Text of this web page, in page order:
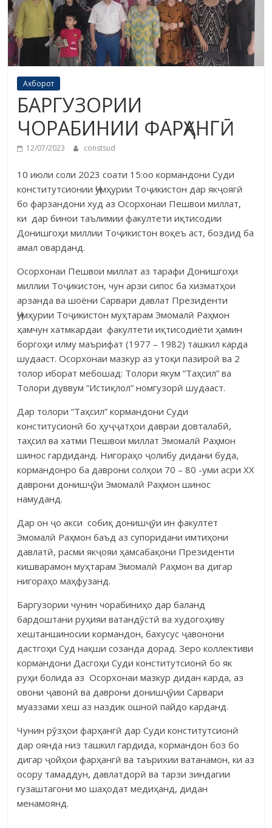
Ахборот
БАРГУЗОРИИ
ЧОРАБИНИИ ФАРҲАНГӢ
12/07/2023 constsud
10 июли соли 2023 соати 15:оо кормандони Суди
конститутсионии Ҷумҳурии Тоҷикистон дар якҷоягӣ
бо фарзандони худ аз Осорхонаи Пешвои миллат,
ки дар бинои таълимии факултети иқтисодии
Донишгоҳи миллии Тоҷикистон воқеъ аст, боздид ба
амал оварданд.
Осорхонаи Пешвои миллат аз тарафи Донишгоҳи
миллии Тоҷикистон, чун арзи сипос ба хизматҳои
арзанда ва шоёни Сарвари давлат Президенти
Ҷумҳурии Тоҷикистон муҳтарам Эмомалӣ Раҳмон
ҳамчун хатмкардаи факултети иқтисодиёти ҳамин
боргоҳи илму маърифат (1977 – 1982) ташкил карда
шудааст. Осорхонаи мазкур аз утоқи пазироӣ ва 2
толор иборат мебошад: Толори якум “Таҳсил” ва
Толори дуввум “Истиқлол” номгузорӣ шудааст.
Дар толори “Таҳсил” кормандони Суди
конститусионӣ бо ҳуҷҷатҳои давраи довталабӣ,
таҳсил ва хатми Пешвои миллат Эмомалӣ Раҳмон
шинос гардиданд. Нигораҳо ҷолибу дидани буда,
кормандонро ба даврони солҳои 70 – 80 -уми асри ХХ
даврони донишҷӯи Эмомалӣ Раҳмон шинос
намуданд.
Дар он ҷо акси собиқ донишҷӯи ин факултет
Эмомалӣ Раҳмон баъд аз супоридани имтиҳони
давлатӣ, расми якҷояи ҳамсабақони Президенти
кишварамон муҳтарам Эмомалӣ Раҳмон ва дигар
нигораҳо маҳфузанд.
Баргузории чунин чорабиниҳо дар баланд
бардоштани руҳияи ватандӯстӣ ва худогоҳиву
хештаншиносии кормандон, бахусус ҷавонони
дастгоҳи Суд нақши созанда дорад. Зеро коллективи
кормандони Дасгоҳи Суди конститутсионӣ бо як
руҳи болида аз Осорхонаи мазкур дидан карда, аз
овони ҷавонӣ ва даврони донишҷӯии Сарвари
муаззами хеш аз наздик ошноӣ пайдо карданд.
Чунин рӯзҳои фарҳангӣ дар Суди конститутсионӣ
дар оянда низ ташкил гардида, кормандон боз бо
дигар ҷойҳои фарҳангӣ ва таърихии ватанамон, ки аз
осору тамаддун, давлатдорӣ ва тарзи зиндагии
гузаштагони мо шаҳодат медиҳанд, дидан
менамоянд.